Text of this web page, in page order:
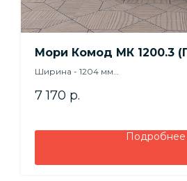
Мори Комод МК 1200.3
Ширина - 1204 мм
Глубина - 404 мм
7 170 р.
Подробнее